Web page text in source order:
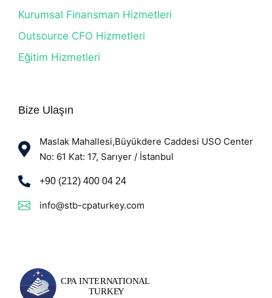
Kurumsal Finansman Hizmetleri
Outsource CFO Hizmetleri
Eğitim Hizmetleri
Bize Ulaşın
Maslak Mahallesi,Büyükdere Caddesi USO Center
No: 61 Kat: 17, Sarıyer / İstanbul
+90 (212) 400 04 24
info@stb-cpaturkey.com